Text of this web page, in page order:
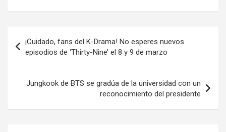
de
entradas
¡Cuidado, fans del K-Drama! No esperes nuevos
episodios de ‘Thirty-Nine’ el 8 y 9 de marzo
Jungkook de BTS se gradúa de la universidad con un
reconocimiento del presidente